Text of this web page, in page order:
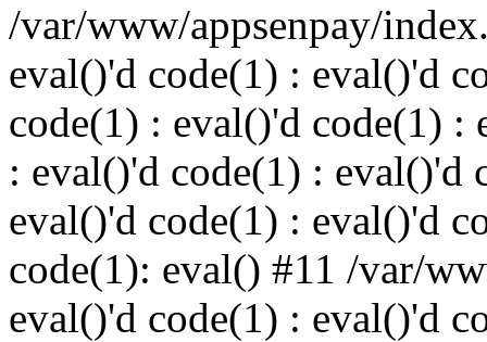
/var/www/appsenpay/
eval()'d code(1) : eval()'d
code(1) : eval()'d code(1) :
: eval()'d code(1) : eval()'d
eval()'d code(1) : eval()'d
code(1): eval() #11 /var/
eval()'d code(1) : eval()'d